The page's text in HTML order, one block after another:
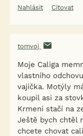
Nahlásit
Citovat
tomvoj
Moje Caliga
vlastního
vajíčka. Motýly
koupil asi za
Krmení stačí na
Ještě bych chtěl
chcete chovat